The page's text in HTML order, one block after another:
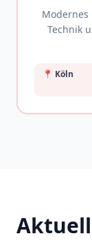
Modernes
Technik
📍 Köln